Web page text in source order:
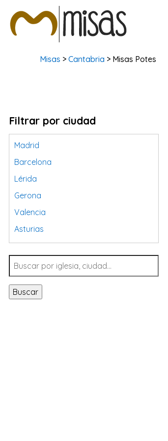
Misas >Cantabria > Misas Potes
Filtrar por ciudad
Madrid
Barcelona
Lérida
Gerona
Valencia
Asturias
Tarragona
Navarra
Valladolid
Sevilla
Buscar